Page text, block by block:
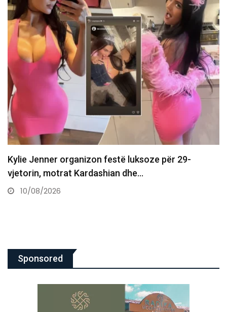
Brooklyn Beckham gatuan makarona me ujë deti,
videoja shkakton kaos…
10/08/2026
Sponsored